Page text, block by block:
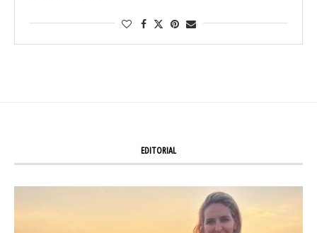
EDITORIAL